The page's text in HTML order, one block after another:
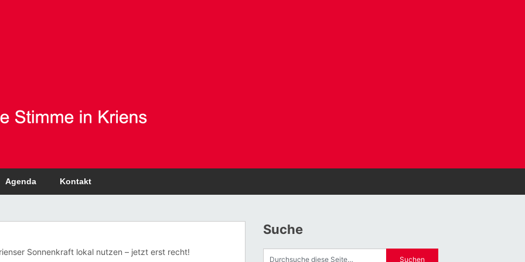
Agenda Kontakt
Sonnenkraft lokal nutzen – jetzt erst recht!
Suche